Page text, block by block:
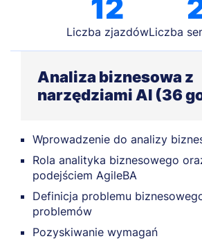
12
Liczba zjazdówLiczba
Analiza biznesowa z
narzędziami AI (36
Wprowadzenie do analizy
Rola analityka biznesowego
podejściem AgileBA
Definicja problemu
problemów
Pozyskiwanie wymagań